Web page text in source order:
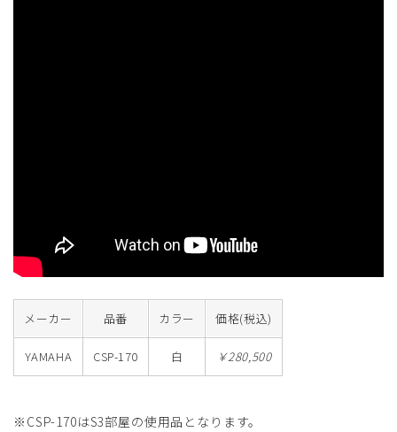
メーカー 品番 カラー 価格(税込)
YAMAHA CSP-170 白 ￥280,500
※CSP-170はS3部屋の使用品となります。